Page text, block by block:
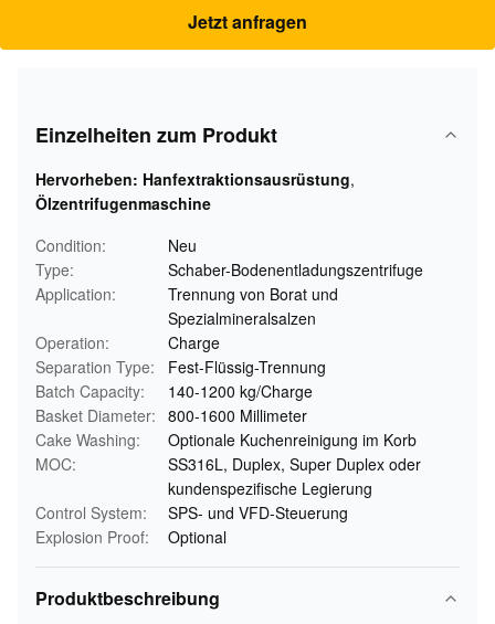
Jetzt anfragen
Einzelheiten zum Produkt
Hervorheben: Hanfextraktionsausrüstung,
Ölzentrifugenmaschine
Condition:
Neu
Type:
Schaber-Bodenentladungszentrifuge
Application:
Trennung von Borat und
Spezialmineralsalzen
Operation:
Charge
Separation Type:
Fest-Flüssig-Trennung
Batch Capacity:
140-1200 kg/Charge
Basket Diameter: 800-1600 Millimeter
Cake Washing:
Optionale Kuchenreinigung im Korb
MOC:
SS316L, Duplex, Super Duplex oder
kundenspezifische Legierung
Control System:
SPS- und VFD-Steuerung
Explosion Proof:
Optional
Produktbeschreibung